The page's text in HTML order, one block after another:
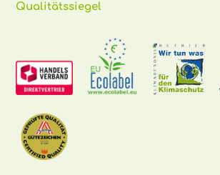
Qualitätssiegel